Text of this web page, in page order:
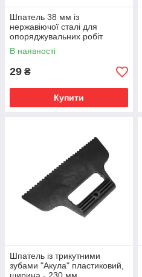
Шпатель 38 мм із
нержавіючої сталі для
опоряджувальних робіт
В наявності
29 ₴
Купити
Шпатель із трикутними
зубами "Акула" пластиковий,